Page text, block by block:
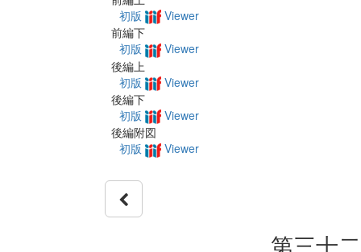
初版
Viewer
前編下
初版
Viewer
後編上
初版
Viewer
後編下
初版
Viewer
後編附図
初版
Viewer
第三十